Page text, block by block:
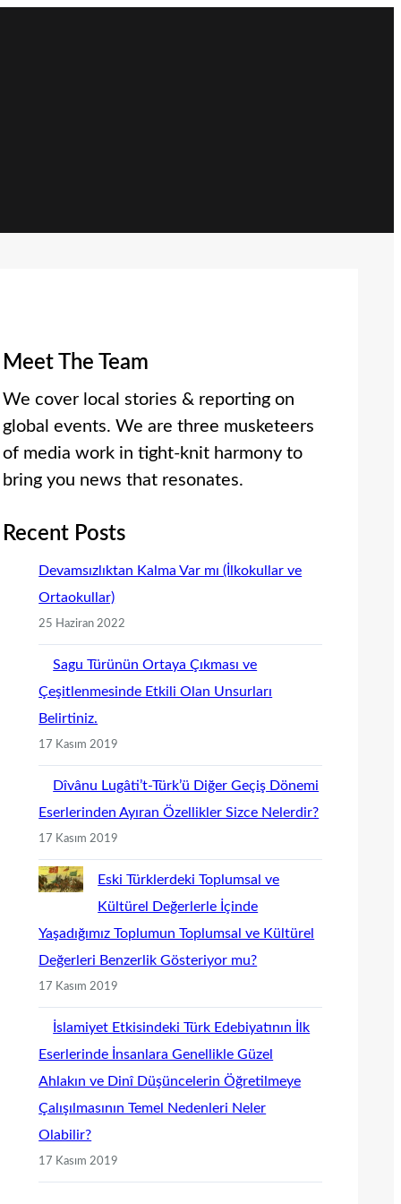
Meet The Team
We cover local stories & reporting on
global events. We are three musketeers
of media work in tight-knit harmony to
bring you news that resonates.
Recent Posts
Devamsızlıktan Kalma Var mı (İlkokullar ve
Ortaokullar)
25 Haziran 2022
Sagu Türünün Ortaya Çıkması ve
Çeşitlenmesinde Etkili Olan Unsurları
Belirtiniz.
17 Kasım 2019
Dîvânu Lugâti’t-Türk’ü Diğer Geçiş Dönemi
Eserlerinden Ayıran Özellikler Sizce Nelerdir?
17 Kasım 2019
Eski Türklerdeki Toplumsal ve
Kültürel Değerlerle İçinde
Yaşadığımız Toplumun Toplumsal ve Kültürel
Değerleri Benzerlik Gösteriyor mu?
17 Kasım 2019
İslamiyet Etkisindeki Türk Edebiyatının İlk
Eserlerinde İnsanlara Genellikle Güzel
Ahlakın ve Dinî Düşüncelerin Öğretilmeye
Çalışılmasının Temel Nedenleri Neler
Olabilir?
17 Kasım 2019